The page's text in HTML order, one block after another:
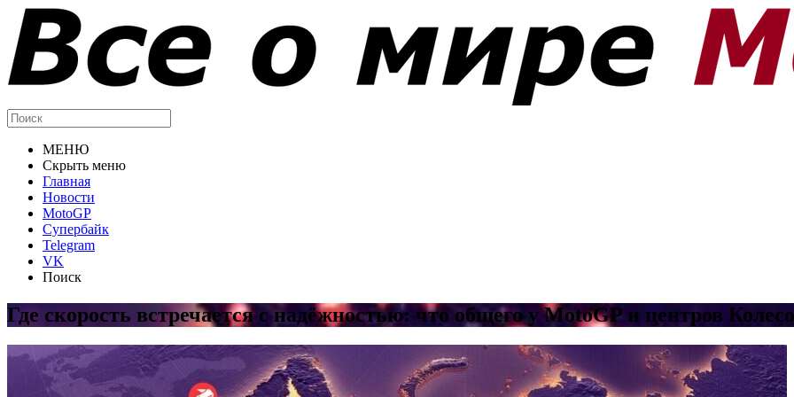
МЕНЮ
Скрыть меню
Главная
Новости
MotoGP
Супербайк
Telegram
VK
Поиск
Где скорость встречается с надёжностью: что общего у MotoGP и центров